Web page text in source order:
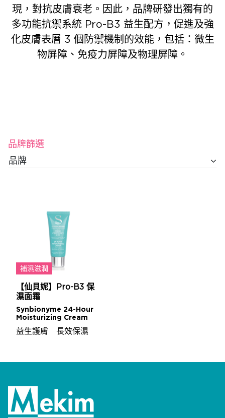
現，對抗皮膚衰老。因此，品牌研發出獨有的
多功能抗禦系統 Pro-B3 益生配方，促進及強
化皮膚表層 3 個防禦機制的效能，包括：微生
物屏障、免疫力屏障及物理屏障。
品牌篩選
品牌
補濕滋潤
【仙貝妮】Pro-B3 保
濕面霜
Synbionyme 24-Hour
Moisturizing Cream
益生護膚 長效保濕